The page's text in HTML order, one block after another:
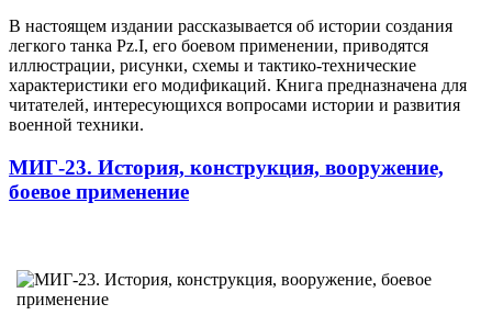
В настоящем издании рассказывается об истории создания
легкого танка Pz.I, его боевом применении, приводятся
иллюстрации, рисунки, схемы и тактико-технические
характеристики его модификаций. Книга предназначена для
читателей, интересующихся вопросами истории и развития
военной техники.
МИГ-23. История, конструкция, вооружение,
боевое применение